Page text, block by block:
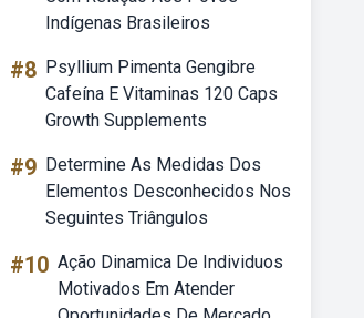
Indígenas Brasileiros
#8 Psyllium Pimenta Gengibre
Cafeína E Vitaminas 120 Caps
Growth Supplements
#9 Determine As Medidas Dos
Elementos Desconhecidos Nos
Seguintes Triângulos
#10 Ação Dinamica De Individuos
Motivados Em Atender